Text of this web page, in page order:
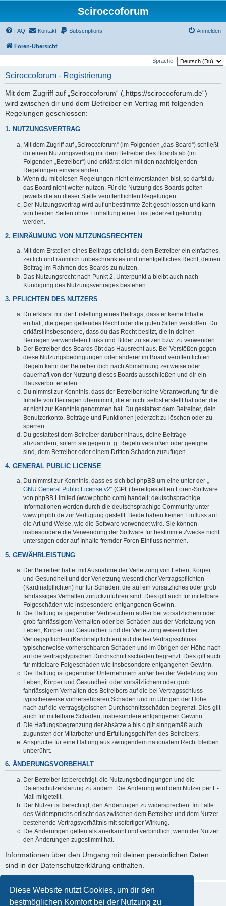
Diese Website nutzt Cookies, um dir den
bestmöglichen Komfort bei der Nutzung zu
Sciroccoforum
FAQ Kontakt Subscriptions Anmelden
Foren-Übersicht
Sprache:
Sciroccoforum - Registrierung
Mit dem Zugriff auf „Sciroccoforum“ („https://sciroccoforum.de“)
wird zwischen dir und dem Betreiber ein Vertrag mit folgenden
Regelungen geschlossen:
1. NUTZUNGSVERTRAG
Mit dem Zugriff auf „Sciroccoforum“ (im Folgenden „das Board“) schließt
du einen Nutzungsvertrag mit dem Betreiber des Boards ab (im
Folgenden „Betreiber“) und erklärst dich mit den nachfolgenden
Regelungen einverstanden.
Wenn du mit diesen Regelungen nicht einverstanden bist, so darfst du
das Board nicht weiter nutzen. Für die Nutzung des Boards gelten
jeweils die an dieser Stelle veröffentlichten Regelungen.
Der Nutzungsvertrag wird auf unbestimmte Zeit geschlossen und kann
von beiden Seiten ohne Einhaltung einer Frist jederzeit gekündigt
werden.
2. EINRÄUMUNG VON NUTZUNGSRECHTEN
Mit dem Erstellen eines Beitrags erteilst du dem Betreiber ein einfaches,
zeitlich und räumlich unbeschränktes und unentgeltliches Recht, deinen
Beitrag im Rahmen des Boards zu nutzen.
Das Nutzungsrecht nach Punkt 2, Unterpunkt a bleibt auch nach
Kündigung des Nutzungsvertrages bestehen.
3. PFLICHTEN DES NUTZERS
Du erklärst mit der Erstellung eines Beitrags, dass er keine Inhalte
enthält, die gegen geltendes Recht oder die guten Sitten verstoßen. Du
erklärst insbesondere, dass du das Recht besitzt, die in deinen
Beiträgen verwendeten Links und Bilder zu setzen bzw. zu verwenden.
Der Betreiber des Boards übt das Hausrecht aus. Bei Verstößen gegen
diese Nutzungsbedingungen oder anderer im Board veröffentlichten
Regeln kann der Betreiber dich nach Abmahnung zeitweise oder
dauerhaft von der Nutzung dieses Boards ausschließen und dir ein
Hausverbot erteilen.
Du nimmst zur Kenntnis, dass der Betreiber keine Verantwortung für die
Inhalte von Beiträgen übernimmt, die er nicht selbst erstellt hat oder die
er nicht zur Kenntnis genommen hat. Du gestattest dem Betreiber, dein
Benutzerkonto, Beiträge und Funktionen jederzeit zu löschen oder zu
sperren.
Du gestattest dem Betreiber darüber hinaus, deine Beiträge
abzuändern, sofern sie gegen o. g. Regeln verstoßen oder geeignet
sind, dem Betreiber oder einem Dritten Schaden zuzufügen.
4. GENERAL PUBLIC LICENSE
Du nimmst zur Kenntnis, dass es sich bei phpBB um eine unter der „
GNU General Public License v2“ (GPL) bereitgestellten Foren-Software
von phpBB Limited (www.phpbb.com) handelt; deutschsprachige
Informationen werden durch die deutschsprachige Community unter
www.phpbb.de zur Verfügung gestellt. Beide haben keinen Einfluss auf
die Art und Weise, wie die Software verwendet wird. Sie können
insbesondere die Verwendung der Software für bestimmte Zwecke nicht
untersagen oder auf Inhalte fremder Foren Einfluss nehmen.
5. GEWÄHRLEISTUNG
Der Betreiber haftet mit Ausnahme der Verletzung von Leben, Körper
und Gesundheit und der Verletzung wesentlicher Vertragspflichten
(Kardinalpflichten) nur für Schäden, die auf ein vorsätzliches oder grob
fahrlässiges Verhalten zurückzuführen sind. Dies gilt auch für mittelbare
Folgeschäden wie insbesondere entgangenen Gewinn.
Die Haftung ist gegenüber Verbrauchern außer bei vorsätzlichem oder
grob fahrlässigem Verhalten oder bei Schäden aus der Verletzung von
Leben, Körper und Gesundheit und der Verletzung wesentlicher
Vertragspflichten (Kardinalpflichten) auf die bei Vertragsschluss
typischerweise vorhersehbaren Schäden und im übrigen der Höhe nach
auf die vertragstypischen Durchschnittsschäden begrenzt. Dies gilt auch
für mittelbare Folgeschäden wie insbesondere entgangenen Gewinn.
Die Haftung ist gegenüber Unternehmern außer bei der Verletzung von
Leben, Körper und Gesundheit oder vorsätzlichem oder grob
fahrlässigem Verhalten des Betreibers auf die bei Vertragsschluss
typischerweise vorhersehbaren Schäden und im Übrigen der Höhe
nach auf die vertragstypischen Durchschnittsschäden begrenzt. Dies gilt
auch für mittelbare Schäden, insbesondere entgangenen Gewinn.
Die Haftungsbegrenzung der Absätze a bis c gilt sinngemäß auch
zugunsten der Mitarbeiter und Erfüllungsgehilfen des Betreibers.
Ansprüche für eine Haftung aus zwingendem nationalem Recht bleiben
unberührt.
6. ÄNDERUNGSVORBEHALT
Der Betreiber ist berechtigt, die Nutzungsbedingungen und die
Datenschutzerklärung zu ändern. Die Änderung wird dem Nutzer per E-
Mail mitgeteilt.
Der Nutzer ist berechtigt, den Änderungen zu widersprechen. Im Falle
des Widerspruchs erlischt das zwischen dem Betreiber und dem Nutzer
bestehende Vertragsverhältnis mit sofortiger Wirkung.
Die Änderungen gelten als anerkannt und verbindlich, wenn der Nutzer
den Änderungen zugestimmt hat.
Informationen über den Umgang mit deinen persönlichen Daten
sind in der Datenschutzerklärung enthalten.